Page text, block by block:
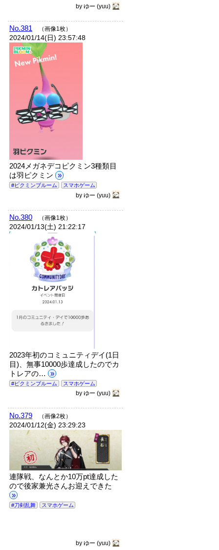
byゆー(yuu)
No.381 （画像1枚）
2024/01/14(日) 23:57:48
2024メガネデコピクミン3種類目
は羽ピクミン »
#ピクミンブルーム スマホゲーム
byゆー(yuu)
No.380 （画像1枚）
2024/01/13(土) 21:22:17
2023年初のコミュニティデイ(1日
目)、無事10000歩達成したのでカ
トレアの… »
#ピクミンブルーム スマホゲーム
byゆー(yuu)
No.379 （画像2枚）
2024/01/12(金) 23:29:23
連隊戦、なんとか10万pt達成した
ので後家兼光さんお迎えできた
»
#刀剣乱舞 スマホゲーム
byゆー(yuu)